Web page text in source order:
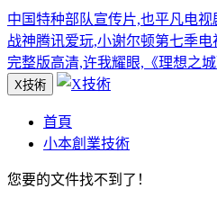
中国特种部队宣传片,也平凡电
战神腾讯爱玩,小谢尔顿第七季
完整版高清,许我耀眼,《理想之
X技術
首頁
小本創業技術
您要的文件找不到了！